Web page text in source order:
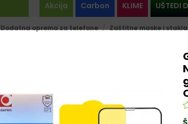
Akcija Carbon KLIME UŠTEDI
Dodatna oprema za telefone Zaštitne maske i stakla